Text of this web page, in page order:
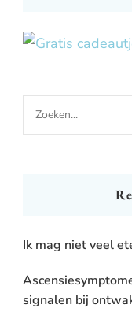
Looking
for
Ik mag niet veel
signalen bij